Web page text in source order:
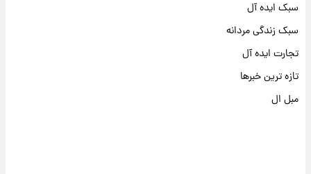
سبک ایده آل
سبک زندگی مردانه
تجارت ایده آل
تازه ترین خبرها
مبل ال